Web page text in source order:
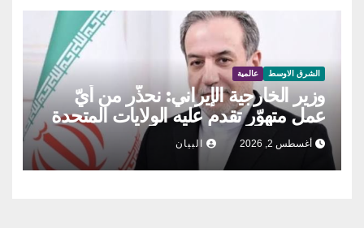
الشرق الاوسط عالمية
وزير الخارجية الإيراني: نحذّر من أيّ
عمل متهوّر تقدم عليه الولايات المتحدة
أغسطس 2, 2026 البيان